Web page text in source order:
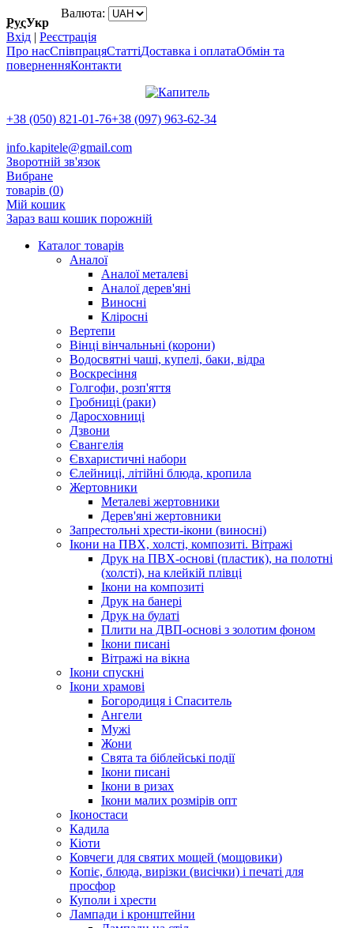
РусУкр
Валюта:
Вхід | Реєстрація
Про насСпівпрацяСтаттіДоставка і оплатаОбмін та
поверненняКонтакти
+38 (050) 821-01-76+38 (097) 963-62-34
info.kapitele@gmail.com
Зворотній зв'язок
Вибране
товарів (0)
Мій кошик
Зараз ваш кошик порожній
Каталог товарів
Аналої
Аналої металеві
Аналої дерев'яні
Виносні
Кліросні
Вертепи
Вінці вінчальньні (корони)
Водосвятні чаші, купелі, баки, відра
Воскресіння
Голгофи, розп'яття
Гробниці (раки)
Даросховниці
Дзвони
Євангелія
Євхаристичні набори
Єлейниці, літійні блюда, кропила
Жертовники
Металеві жертовники
Дерев'яні жертовники
Запрестольні хрести-ікони (виносні)
Ікони на ПВХ, холсті, композиті. Вітражі
Друк на ПВХ-основі (пластик), на полотні
(холсті), на клейкій плівці
Ікони на композиті
Друк на банері
Друк на булаті
Плити на ДВП-основі з золотим фоном
Ікони писані
Вітражі на вікна
Ікони спускні
Ікони храмові
Богородиця і Спаситель
Ангели
Мужі
Жони
Свята та біблейські події
Ікони писані
Ікони в ризах
Ікони малих розмірів опт
Іконостаси
Кадила
Кіоти
Ковчеги для святих мощей (мощовики)
Копіє, блюда, вирізки (висічки) і печаті для
просфор
Куполи і хрести
Лампади і кронштейни